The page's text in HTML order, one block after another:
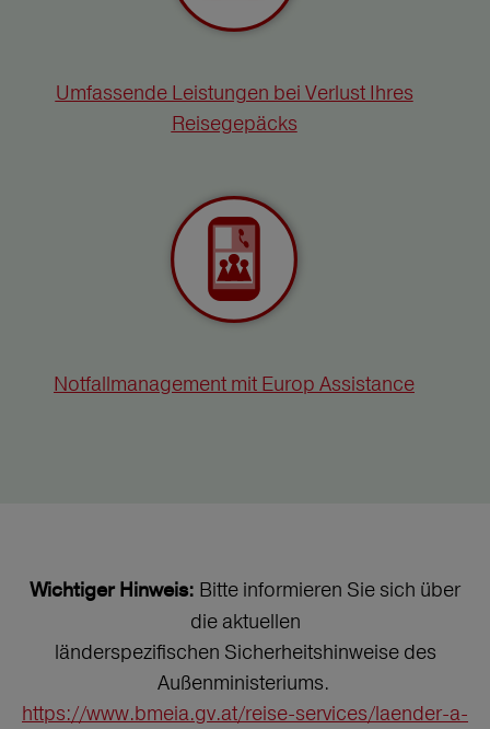
Umfassende Leistungen bei Verlust Ihres
Reisegepäcks
Notfallmanagement mit Europ Assistance
Wichtiger Hinweis: Bitte informieren Sie sich über
die aktuellen
länderspezifischen Sicherheitshinweise des
Außenministeriums.
https://www.bmeia.gv.at/reise-services/laender-a-